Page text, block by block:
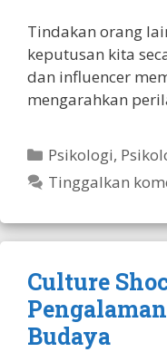
Tindakan orang
keputusan kita
dan influencer
mengarahkan
Kategori
Psikologi,
Tinggalkan
Culture
Budaya